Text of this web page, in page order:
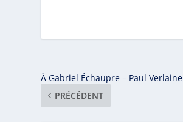
À Gabriel Échaupre – Paul Verlaine
PRÉCÉDENT